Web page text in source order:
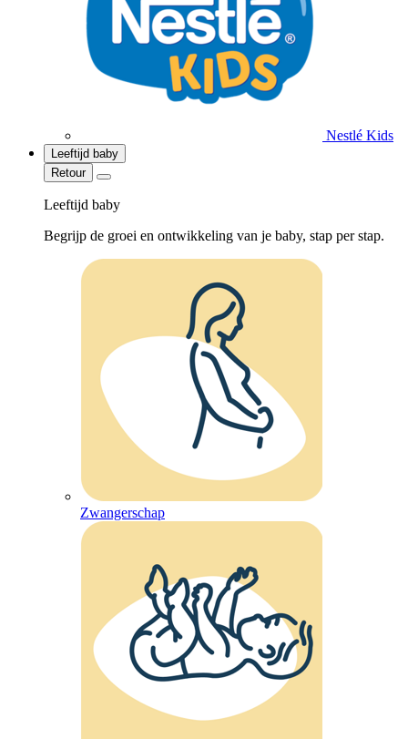
Nestlé Kids
Leeftijd baby
Retour
Leeftijd baby
Begrijp de groei en ontwikkeling van je baby, stap per stap.
Zwangerschap